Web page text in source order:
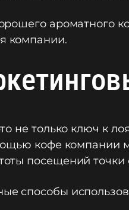
ароматного
компании.
не только ключ к
кофе компании
посещений
способы